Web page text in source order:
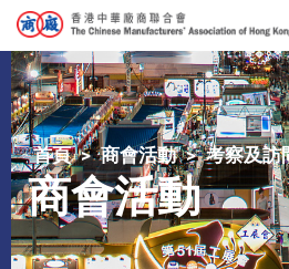
首頁 商會活動 考察及訪
商會活動